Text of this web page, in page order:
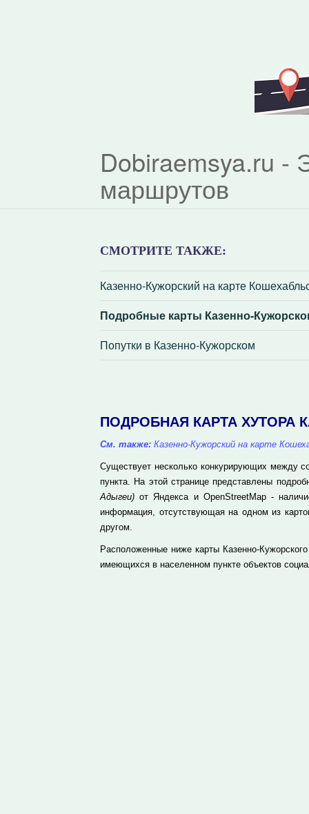
Dobiraemsya.ru -
маршрутов
СМОТРИТЕ ТАКЖЕ:
Казенно-Кужорский на карте
Подробные карты Казенно-
Попутки в Казенно-Кужорском
ПОДРОБНАЯ КАРТА ХУТОРА
См. также: Казенно-Кужорский на карте
Существует несколько конкурирующих между
пункта. На этой странице представлены
Адыгеи) от Яндекса и OpenStreetMap -
информация, отсутствующая на одном из
другом.
Расположенные ниже карты Казенно-
имеющихся в населенном пункте объектов